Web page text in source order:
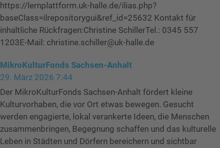
https://lernplattform.uk-halle.de/ilias.php?
baseClass=ilrepositorygui&ref_id=25632 Kontakt für
inhaltliche Rückfragen:Christine SchillerTel.: 0345 557
1203E-Mail: christine.schiller@uk-halle.de
MikroKulturFonds Sachsen-Anhalt
29. März 2026 7:44
Der MikroKulturFonds Sachsen-Anhalt fördert kleine
Kulturvorhaben, die vor Ort etwas bewegen. Gesucht
werden engagierte, lokal verankerte Ideen, die Menschen
zusammenbringen, Begegnung schaffen und das kulturelle
Leben in Städten und Dörfern bereichern und sichtbar